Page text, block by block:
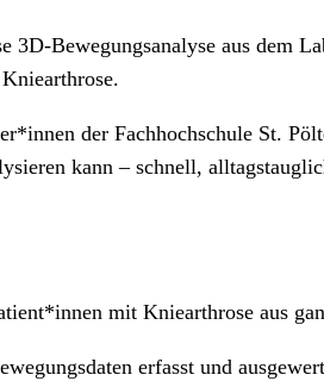
3D-Bewegungsanalyse aus dem
der Fachhochschule St.
kann – schnell,
mit Kniearthrose aus
erfasst und